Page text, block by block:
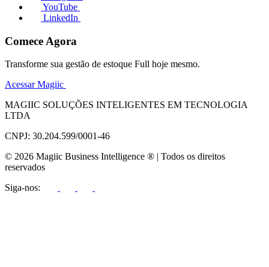
YouTube
LinkedIn
Comece Agora
Transforme sua gestão de estoque Full hoje mesmo.
Acessar Magiic
MAGIIC SOLUÇÕES INTELIGENTES EM TECNOLOGIA
LTDA
CNPJ: 30.204.599/0001-46
© 2026 Magiic Business Intelligence ® | Todos os direitos
reservados
Siga-nos: